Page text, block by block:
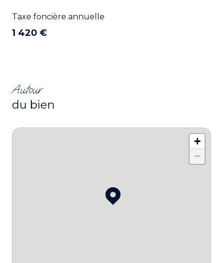
Taxe foncière annuelle
1 420 €
Autour
du bien
+
−